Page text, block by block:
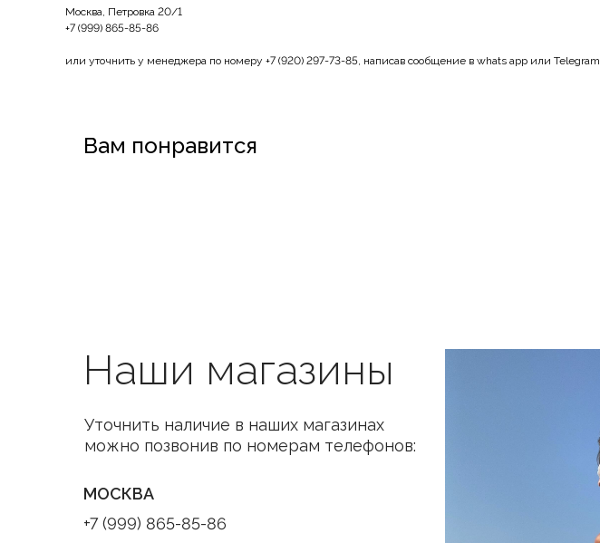
Москва, Петровка 20/1
+7 (999) 865-85-86
или уточнить у менеджера по номеру +7 (920) 297-73-85, написав сообщение в whats app или Telegram
Вам понравится
Наши магазины
МОСКВА
+7 (999) 865-85-86
Уточнить наличие в наших магазинах
можно позвонив по номерам телефонов: